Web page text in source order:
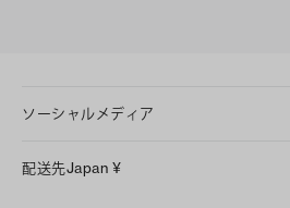
ソーシャルメディア
配送先Japan ¥